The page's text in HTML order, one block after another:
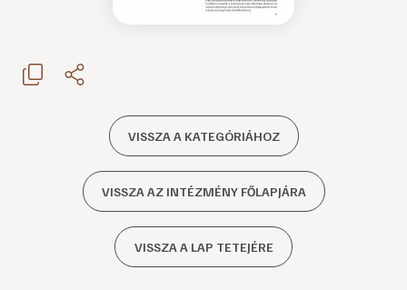
VISSZA A KATEGÓRIÁHOZ
VISSZA AZ INTÉZMÉNY FŐLAPJÁRA
VISSZA A LAP TETEJÉRE